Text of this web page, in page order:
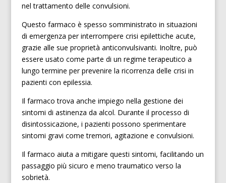
nel trattamento delle convulsioni.
Questo farmaco è spesso somministrato in situazioni
di emergenza per interrompere crisi epilettiche acute,
grazie alle sue proprietà anticonvulsivanti. Inoltre, può
essere usato come parte di un regime terapeutico a
lungo termine per prevenire la ricorrenza delle crisi in
pazienti con epilessia.
Il farmaco trova anche impiego nella gestione dei
sintomi di astinenza da alcol. Durante il processo di
disintossicazione, i pazienti possono sperimentare
sintomi gravi come tremori, agitazione e convulsioni.
Il farmaco aiuta a mitigare questi sintomi, facilitando un
passaggio più sicuro e meno traumatico verso la
sobrietà.